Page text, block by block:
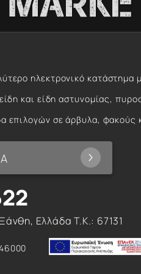
ηλεκτρονικό κατάστημα
και είδη αστυνομίας,
επιλογών σε άρβυλα, φακούς
Ελλάδα T.K.: 67131